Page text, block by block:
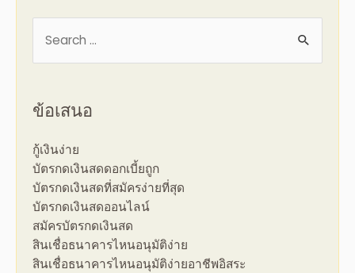
ข้อเสนอ
กู้เงินง่าย
บัตรกดเงินสดดอกเบี้ยถูก
บัตรกดเงินสดที่สมัครง่ายที่สุด
บัตรกดเงินสดออนไลน์
สมัครบัตรกดเงินสด
สินเชื่อธนาคารไหนอนุมัติง่าย
สินเชื่อธนาคารไหนอนุมัติง่ายอาชีพอิสระ